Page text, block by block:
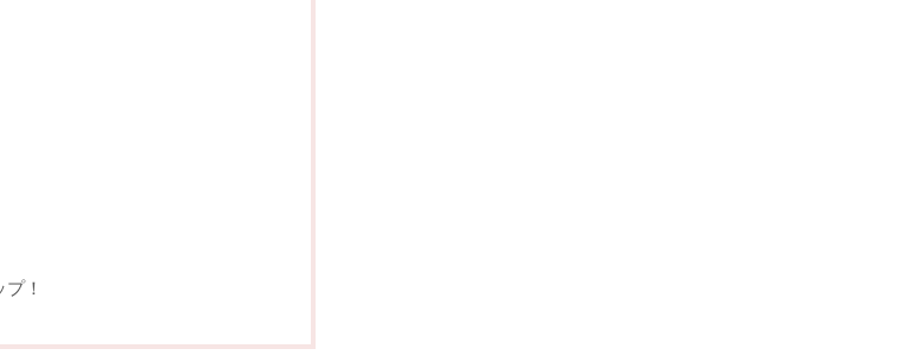
！